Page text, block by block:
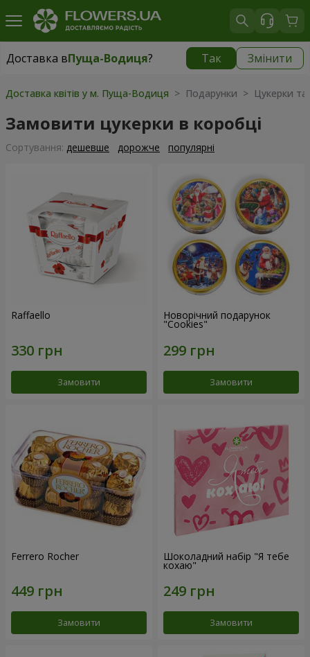
Доставка вПуща-Водиця? Так Змінити
Доставка вПуща-Водиця| безкоштовно
Доставка квітів у м. Пуща-Водиця > Подарунки > Цукерки та
Замовити цукерки в коробці
Сортування: дешевше дорожче популярні
Raffaello
Замовити
Новорічний подарунок
"Cookies"
Замовити
Ferrero Rocher
Замовити
Шоколадний набір "Я тебе
кохаю"
Замовити